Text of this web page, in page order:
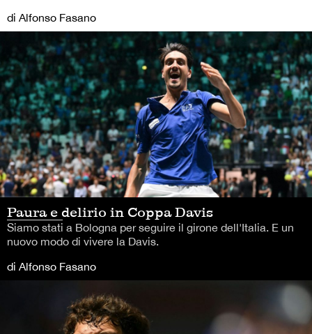
di Alfonso Fasano
Paura e delirio in Coppa Davis
Siamo stati a Bologna per seguire il girone dell'Italia. E un
nuovo modo di vivere la Davis.
di Alfonso Fasano